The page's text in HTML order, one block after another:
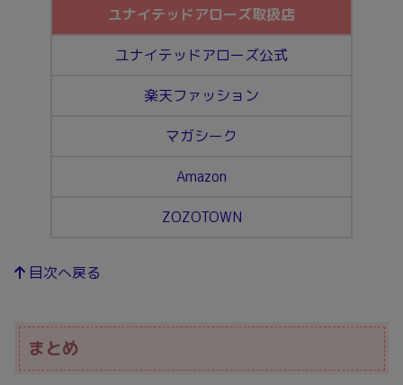
「定価で買ったけど、アウトレットで半額で売ってた」
トのセール情報をこまめにチェックしておくと掘り出し物
が見つかるかもしれませんね＾＾